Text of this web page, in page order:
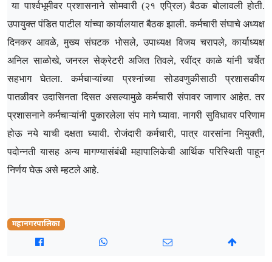
या पार्श्वभूमीवर प्रशासनाने सोमवारी (२१ एप्रिल) बैठक बोलावली होती.
उपायुक्त पंडित पाटील यांच्या कार्यालयात बैठक झाली. कर्मचारी संघाचे अध्यक्ष
दिनकर आवळे, मुख्य संघटक भोसले, उपाध्यक्ष विजय चरापले, कार्याध्यक्ष
अनिल साळोखे, जनरल सेक्रेटरी अजित तिवले, रवींद्र काळे यांनी चर्चेत
सहभाग घेतला. कर्मचाऱ्यांच्या प्रश्नांच्या सोडवणुकीसाठी प्रशासकीय
पातळीवर उदासिनता दिसत असल्यामुळे कर्मचारी संपावर जाणार आहेत. तर
प्रशासनाने कर्मचाऱ्यांनी पुकारलेला संप मागे घ्यावा. नागरी सुविधावर परिणाम
होऊ नये याची दक्षता घ्यावी. रोजंदारी कर्मचारी, पात्र वारसांना नियुक्ती,
पदोन्नती यासह अन्य मागण्यासंबंधी महापालिकेची आर्थिक परिस्थिती पाहून
निर्णय घेऊ असे म्हटले आहे.
महानगरपालिका